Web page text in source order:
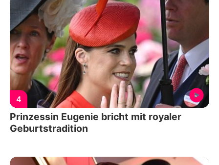
4
Prinzessin Eugenie bricht mit royaler
Geburtstradition